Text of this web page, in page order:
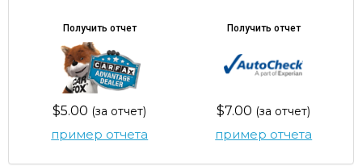
Получить отчет
$5.00 (за отчет)
пример отчета
Получить отчет
$7.00 (за отчет)
пример отчета